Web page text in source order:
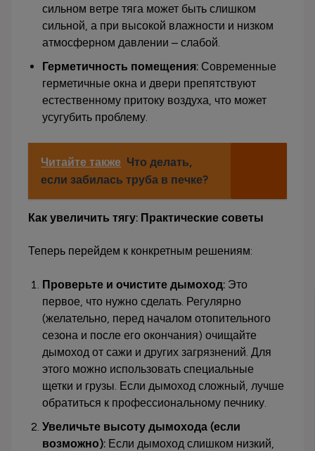
сильном ветре тяга может быть слишком
сильной, а при высокой влажности и низком
атмосферном давлении – слабой.
Герметичность помещения: Современные
герметичные окна и двери препятствуют
естественному притоку воздуха, что может
усугубить проблему.
Читайте также Что делать,
если забилась труба в печке?
Как увеличить тягу: Практические советы
Теперь перейдем к конкретным решениям:
Проверьте и очистите дымоход: Это
первое, что нужно сделать. Регулярно
(желательно, перед началом отопительного
сезона и после его окончания) очищайте
дымоход от сажи и других загрязнений. Для
этого можно использовать специальные
щетки и грузы. Если дымоход сложный, лучше
обратиться к профессиональному печнику.
Увеличьте высоту дымохода (если
возможно): Если дымоход слишком низкий,